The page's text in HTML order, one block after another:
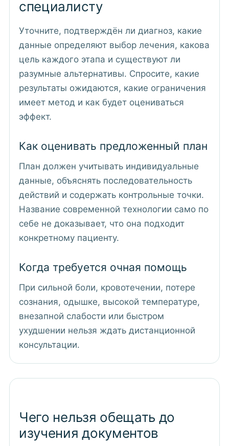
специалисту
Уточните, подтверждён ли диагноз, какие
данные определяют выбор лечения, какова
цель каждого этапа и существуют ли
разумные альтернативы. Спросите, какие
результаты ожидаются, какие ограничения
имеет метод и как будет оцениваться
эффект.
Как оценивать предложенный план
План должен учитывать индивидуальные
данные, объяснять последовательность
действий и содержать контрольные точки.
Название современной технологии само по
себе не доказывает, что она подходит
конкретному пациенту.
Когда требуется очная помощь
При сильной боли, кровотечении, потере
сознания, одышке, высокой температуре,
внезапной слабости или быстром
ухудшении нельзя ждать дистанционной
консультации.
Чего нельзя обещать до
изучения документов